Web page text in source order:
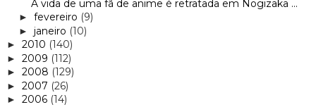
A vida de uma fã de anime é retratada em Nogizaka ...
► fevereiro (9)
► janeiro (10)
► 2010 (140)
► 2009 (112)
► 2008 (129)
► 2007 (26)
► 2006 (14)